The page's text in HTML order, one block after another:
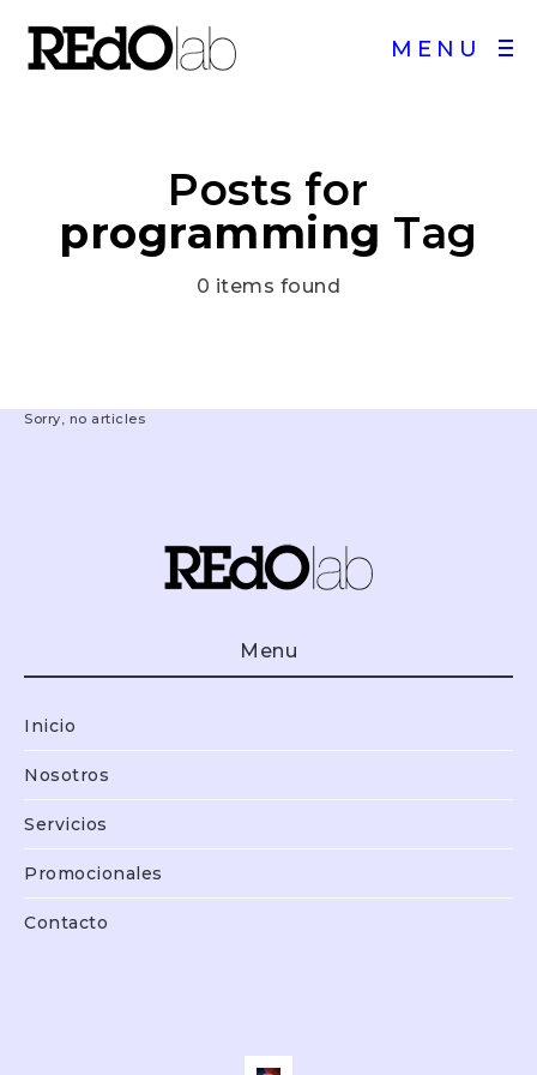
MENU
Posts for
programming Tag
0 items found
Sorry, no articles
Menu
Inicio
Nosotros
Servicios
Promocionales
Contacto